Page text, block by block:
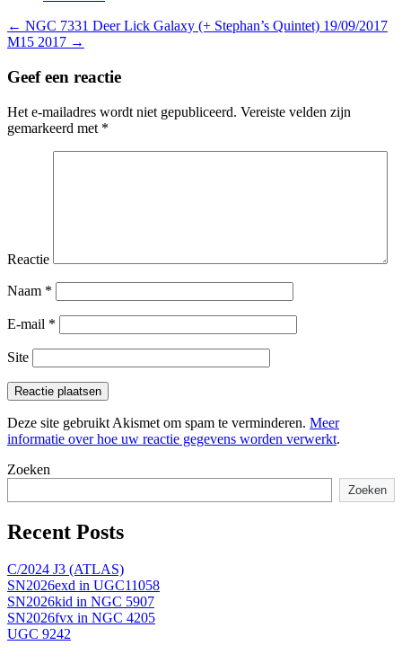
Berichtnavigatie
← NGC 7331 Deer Lick Galaxy (+ Stephan’s Quintet) 19/09/2017
M15 2017 →
Geef een reactie
Het e-mailadres wordt niet gepubliceerd. Vereiste velden zijn
gemarkeerd met *
Reactie
Naam *
E-mail *
Site
Deze site gebruikt Akismet om spam te verminderen. Meer
informatie over hoe uw reactie gegevens worden verwerkt.
Zoeken
Zoeken
Recent Posts
C/2024 J3 (ATLAS)
SN2026exd in UGC11058
SN2026kid in NGC 5907
SN2026fvx in NGC 4205
UGC 9242